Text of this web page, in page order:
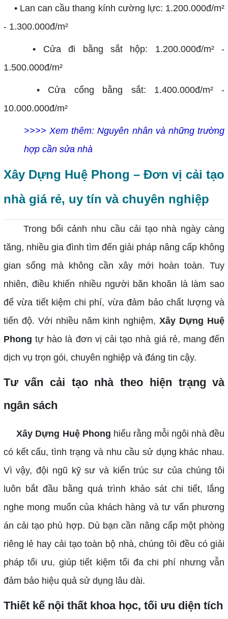
• Lan can cầu thang kính cường lực: 1.200.000đ/m²
- 1.300.000đ/m²
• Cửa đi bằng sắt hộp: 1.200.000đ/m² -
1.500.000đ/m²
• Cửa cổng bằng sắt: 1.400.000đ/m² -
10.000.000đ/m²
>>>> Xem thêm:Nguyên nhân và những trường
hợp cần sửa nhà
Xây Dựng Huệ Phong – Đơn vị cải tạo
nhà giá rẻ, uy tín và chuyên nghiệp
Trong bối cảnh nhu cầu cải tạo nhà ngày càng
tăng, nhiều gia đình tìm đến giải pháp nâng cấp không
gian sống mà không cần xây mới hoàn toàn. Tuy
nhiên, điều khiến nhiều người băn khoăn là làm sao
để vừa tiết kiệm chi phí, vừa đảm bảo chất lượng và
tiến độ. Với nhiều năm kinh nghiệm,Xây Dựng Huệ
Phong tự hào là đơn vị cải tạo nhà giá rẻ, mang đến
dịch vụ trọn gói, chuyên nghiệp và đáng tin cậy.
Tư vấn cải tạo nhà theo hiện trạng và
ngân sách
Xây Dựng Huệ Phong hiểu rằng mỗi ngôi nhà đều
có kết cấu, tình trạng và nhu cầu sử dụng khác nhau.
Vì vậy, đội ngũ kỹ sư và kiến trúc sư của chúng tôi
luôn bắt đầu bằng quá trình khảo sát chi tiết, lắng
nghe mong muốn của khách hàng và tư vấn phương
án cải tạo phù hợp. Dù bạn cần nâng cấp một phòng
riêng lẻ hay cải tạo toàn bộ nhà, chúng tôi đều có giải
pháp tối ưu, giúp tiết kiệm tối đa chi phí nhưng vẫn
đảm bảo hiệu quả sử dụng lâu dài.
Thiết kế nội thất khoa học, tối ưu diện tích